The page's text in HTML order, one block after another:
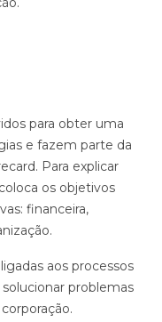
para obter uma
e fazem parte da
Para explicar
os objetivos
financeira,
aos processos
problemas